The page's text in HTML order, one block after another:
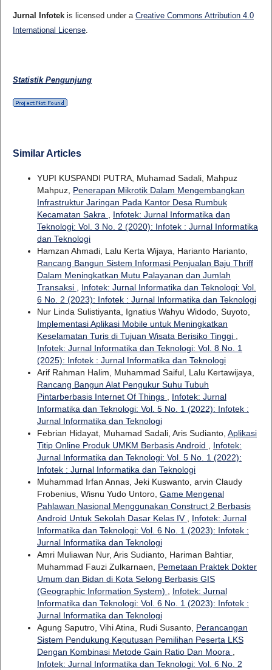
Jurnal Infotekis licensed under a Creative Commons Attribution 4.0
International License.
Statistik Pengunjung
Similar Articles
YUPI KUSPANDI PUTRA, Muhamad Sadali, Mahpuz
Mahpuz, Penerapan Mikrotik Dalam Mengembangkan
Infrastruktur Jaringan Pada Kantor Desa Rumbuk
Kecamatan Sakra
Infotek: Jurnal Informatika dan
Teknologi: Vol. 3 No. 2 (2020): Infotek : Jurnal Informatika
dan Teknologi
Hamzan Ahmadi, Lalu Kerta Wijaya, Harianto Harianto,
Rancang Bangun Sistem Informasi Penjualan Baju Thriff
Dalam Meningkatkan Mutu Palayanan dan Jumlah
Transaksi
Infotek: Jurnal Informatika dan Teknologi: Vol.
6 No. 2 (2023): Infotek : Jurnal Informatika dan Teknologi
Nur Linda Sulistiyanta, Ignatius Wahyu Widodo, Suyoto,
Implementasi Aplikasi Mobile untuk Meningkatkan
Keselamatan Turis di Tujuan Wisata Berisiko Tinggi
Infotek: Jurnal Informatika dan Teknologi: Vol. 8 No. 1
(2025): Infotek : Jurnal Informatika dan Teknologi
Arif Rahman Halim, Muhammad Saiful, Lalu Kertawijaya,
Rancang Bangun Alat Pengukur Suhu Tubuh
Pintarberbasis Internet Of Things
Infotek: Jurnal
Informatika dan Teknologi: Vol. 5 No. 1 (2022): Infotek :
Jurnal Informatika dan Teknologi
Febrian Hidayat, Muhamad Sadali, Aris Sudianto, Aplikasi
Titip Online Produk UMKM Berbasis Android
Infotek:
Jurnal Informatika dan Teknologi: Vol. 5 No. 1 (2022):
Infotek : Jurnal Informatika dan Teknologi
Muhammad Irfan Annas, Jeki Kuswanto, arvin Claudy
Frobenius, Wisnu Yudo Untoro, Game Mengenal
Pahlawan Nasional Menggunakan Construct 2 Berbasis
Android Untuk Sekolah Dasar Kelas IV
Infotek: Jurnal
Informatika dan Teknologi: Vol. 6 No. 1 (2023): Infotek :
Jurnal Informatika dan Teknologi
Amri Muliawan Nur, Aris Sudianto, Hariman Bahtiar,
Muhammad Fauzi Zulkarnaen, Pemetaan Praktek Dokter
Umum dan Bidan di Kota Selong Berbasis GIS
(Geographic Information System)
Infotek: Jurnal
Informatika dan Teknologi: Vol. 6 No. 1 (2023): Infotek :
Jurnal Informatika dan Teknologi
Agung Saputro, Vihi Atina, Rudi Susanto, Perancangan
Sistem Pendukung Keputusan Pemilihan Peserta LKS
Dengan Kombinasi Metode Gain Ratio Dan Moora
Infotek: Jurnal Informatika dan Teknologi: Vol. 6 No. 2